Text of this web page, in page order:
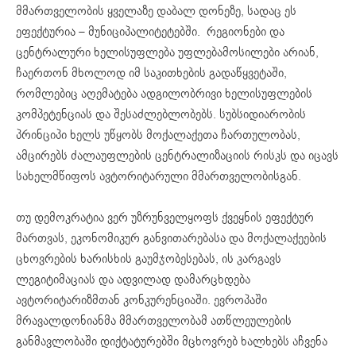
მმართველობის ყველაზე დაბალ დონეზე, სადაც ეს
ეფექტურია – მუნიციპალიტეტებში. რეგიონები და
ცენტრალური ხელისუფლება უფლებამოსილები არიან,
ჩაერთონ მხოლოდ იმ საკითხების გადაწყვეტაში,
რომლებიც აღემატება ადგილობრივი ხელისუფლების
კომპეტენციას და შესაძლებლობებს. სუბსიდიარობის
პრინციპი ხელს უწყობს მოქალაქეთა ჩართულობას,
ამცირებს ძალაუფლების ცენტრალიზაციის რისკს და იცავს
სახელმწიფოს ავტორიტარული მმართველობისგან.
თუ დემოკრატია ვერ უზრუნველყოფს ქვეყნის ეფექტურ
მართვას, ეკონომიკურ განვითარებასა და მოქალაქეების
ცხოვრების ხარისხის გაუმჯობესებას, ის კარგავს
ლეგიტიმაციას და ადვილად დამარცხდება
ავტორიტარიზმთან კონკურენციაში. ევროპაში
მრავალდონიანმა მმართველობამ ათწლეულების
განმავლობაში დიქტატურებში მცხოვრებ ხალხებს აჩვენა